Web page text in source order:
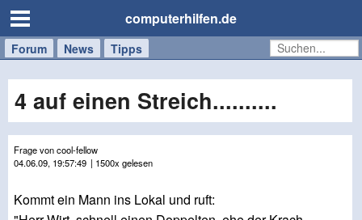
computerhilfen.de
Forum News Tipps
Handy
Tablet
Windows
Mac
4 auf einen Streich..........
Frage von cool-fellow
04.06.09, 19:57:49 | 1500x gelesen
Kommt ein Mann ins Lokal und ruft: